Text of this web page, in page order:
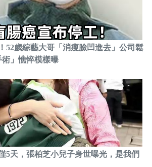
52歲綜藝大哥「消瘦臉凹進去」公司鬆
術」憔悴模樣曝
5天，張柏芝小兒子身世曝光，是我們